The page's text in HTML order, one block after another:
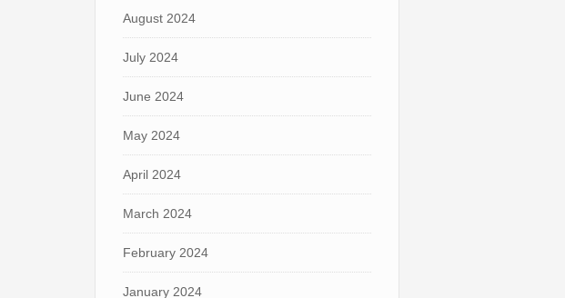
August 2024
July 2024
June 2024
May 2024
April 2024
March 2024
February 2024
January 2024